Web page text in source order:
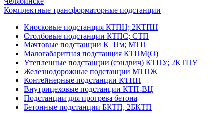
Комплектные трансформаторные подстанции
Киосковые подстанция КТПН; 2КТПН
Столбовые подстанции КТПС; СТП
Мачтовые подстанции КТПм; МТП
Малогабаритная подстанция КТПМ(О)
Утепленные подстанции (сэндвич) КТПУ; 2КТПУ
Железнодорожные подстанции МТПЖ
Контейнерные подстанции КТПН
Внутрицеховые подстанции КТП-ВЦ
Подстанции для прогрева бетона
Бетонные подстанции БКТП, 2БКТП